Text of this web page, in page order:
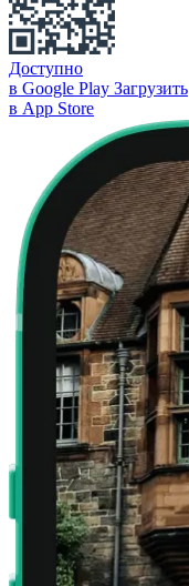
Доступно
в Google Play Загрузить
в App Store